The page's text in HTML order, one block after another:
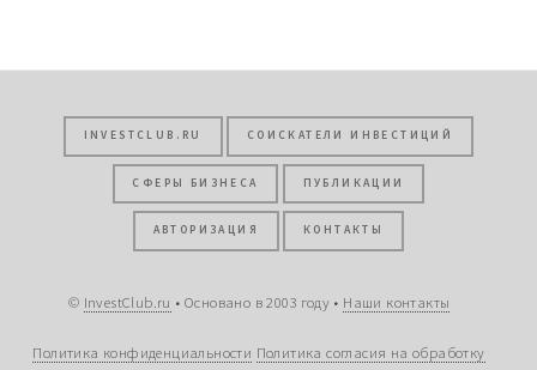
INVESTCLUB.RU СОИСКАТЕЛИ ИНВЕСТИЦИЙ
СФЕРЫ БИЗНЕСА ПУБЛИКАЦИИ
АВТОРИЗАЦИЯ КОНТАКТЫ
© InvestClub.ru • Основано в 2003 году • Наши контакты
Политика конфиденциальности Политика согласия на обработку